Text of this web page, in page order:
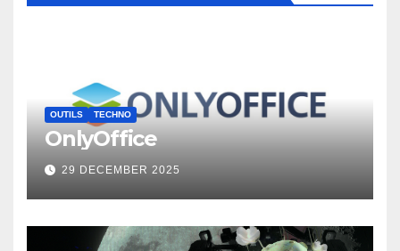
OUTILS TECHNO
OnlyOffice
29 DECEMBER 2025